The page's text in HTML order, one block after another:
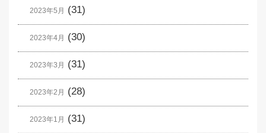
2023年5月 (31)
2023年4月 (30)
2023年3月 (31)
2023年2月 (28)
2023年1月 (31)